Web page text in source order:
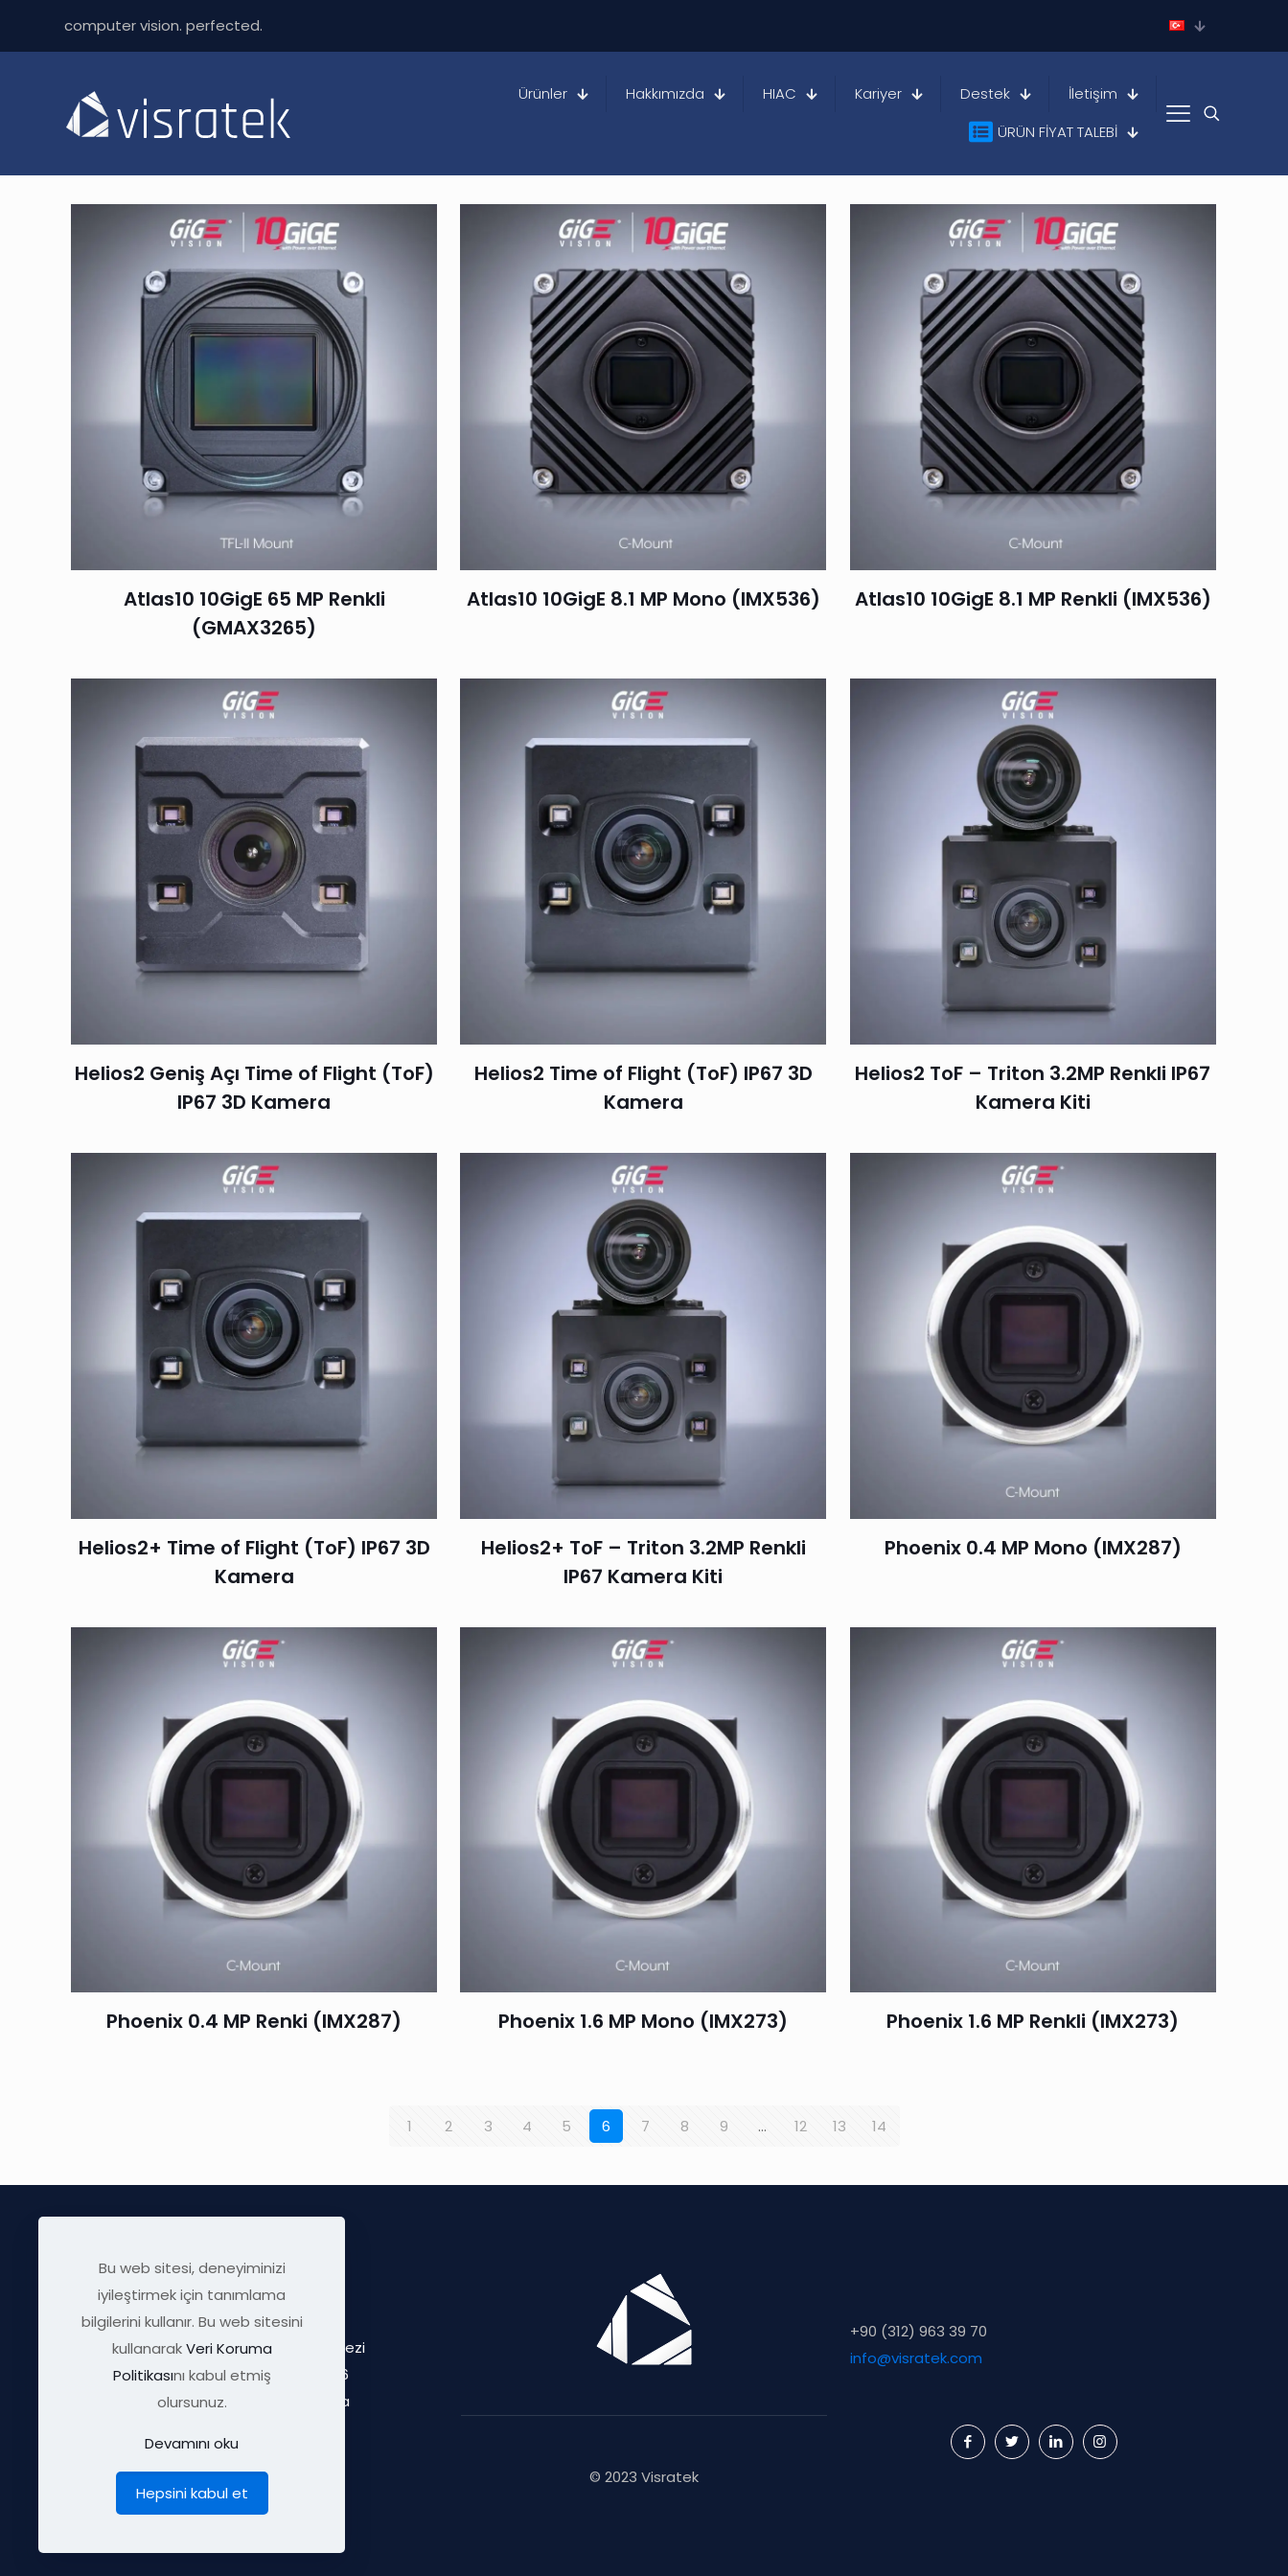
computer vision. perfected.
Ürünler Hakkımızda HIAC Kariyer Destek
İletişim
ÜRÜN FİYAT TALEBİ
Atlas10 10GigE 65 MP Renkli
(GMAX3265)
Atlas10 10GigE 8.1 MP Mono (IMX536) Atlas10 10GigE 8.1 MP Renkli (IMX536)
Helios2 Geniş Açı Time of Flight (ToF)
IP67 3D Kamera
Helios2 Time of Flight (ToF) IP67 3D
Kamera
Helios2 ToF – Triton 3.2MP Renkli IP67
Kamera Kiti
Helios2+ Time of Flight (ToF) IP67 3D
Kamera
Helios2+ ToF – Triton 3.2MP Renkli
IP67 Kamera Kiti
Phoenix 0.4 MP Mono (IMX287)
Phoenix 0.4 MP Renki (IMX287) Phoenix 1.6 MP Mono (IMX273) Phoenix 1.6 MP Renkli (IMX273)
1 2 3 4 5 6 7 8 9 … 12 13 14
ODTÜ OSTİM Teknokent Merkezi
Uzay Çağı Cd. 1308 Sk. No:6
06374 Yenimahalle, Ankara
© 2023 Visratek
+90 (312) 963 39 70
info@visratek.com
Bu web sitesi, deneyiminizi
iyileştirmek için tanımlama
bilgilerini kullanır. Bu web sitesini
kullanarakVeri Koruma
Politikasını kabul etmiş
olursunuz.
Devamını oku
Hepsini kabul et